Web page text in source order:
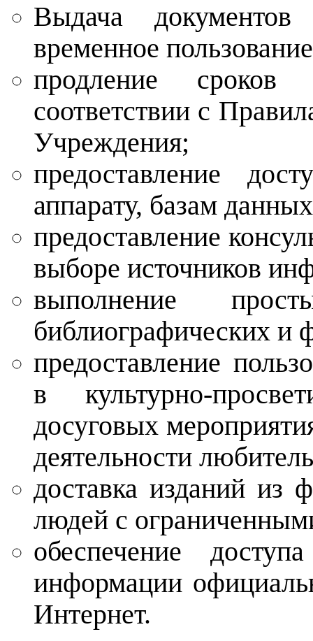
Выдача
временное
продление сроков
соответствии с
Учреждения;
предоставление
аппарату, базам
предоставление
выборе источников
выполнение
библиографических и
предоставление
в культурно-
досуговых
деятельности
доставка изданий из
людей с
обеспечение
информации
Интернет.